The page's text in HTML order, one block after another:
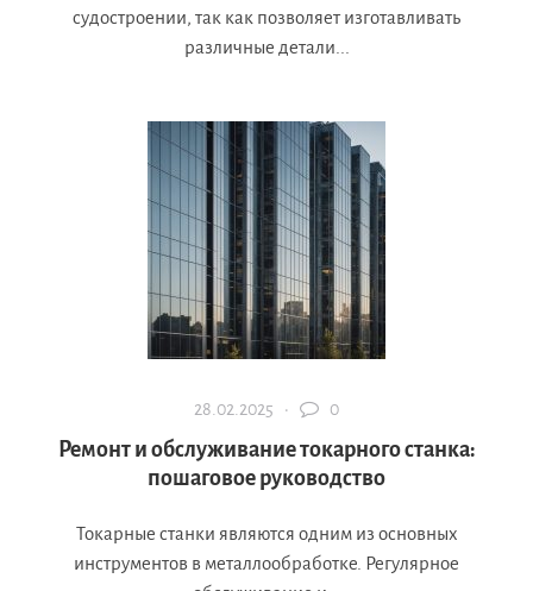
судостроении, так как позволяет изготавливать
различные детали...
28.02.2025 · 0
Ремонт и обслуживание токарного станка:
пошаговое руководство
Токарные станки являются одним из основных
инструментов в металлообработке. Регулярное